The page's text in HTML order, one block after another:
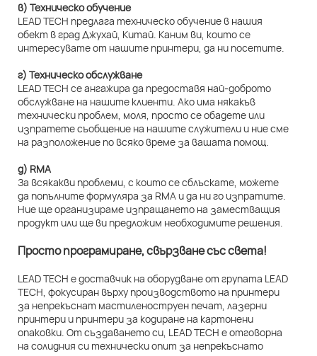
в) Техническо обучение
LEAD TECH предлага техническо обучение в нашия
обект в град Джухай, Китай. Каним ви, които се
интересувате от нашите принтери, да ни посетите.
г) Техническо обслужване
LEAD TECH се ангажира да предоставя най-доброто
обслужване на нашите клиенти. Ако има някакъв
технически проблем, моля, просто се обадете или
изпратете съобщение на нашите служители и ние сме
на разположение по всяко време за вашата помощ.
д) RMA
За всякакви проблеми, с които се сблъскате, можете
да попълните формуляра за RMA и да ни го изпратите.
Ние ще организираме изпращането на заместващия
продукт или ще ви предложим необходимите решения.
Просто програмиране, свързване със света!
LEAD TECH е доставчик на оборудване от групата LEAD
TECH, фокусиран върху производството на принтери
за непрекъснат мастиленоструен печат, лазерни
принтери и принтери за кодиране на картонени
опаковки. От създаването си, LEAD TECH е отговорна
на солидния си технически опит за непрекъснато